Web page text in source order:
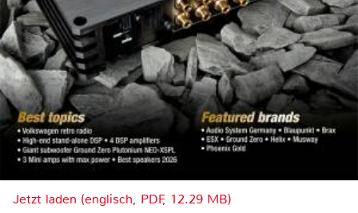
Jetzt laden (englisch, PDF, 12.29 MB)